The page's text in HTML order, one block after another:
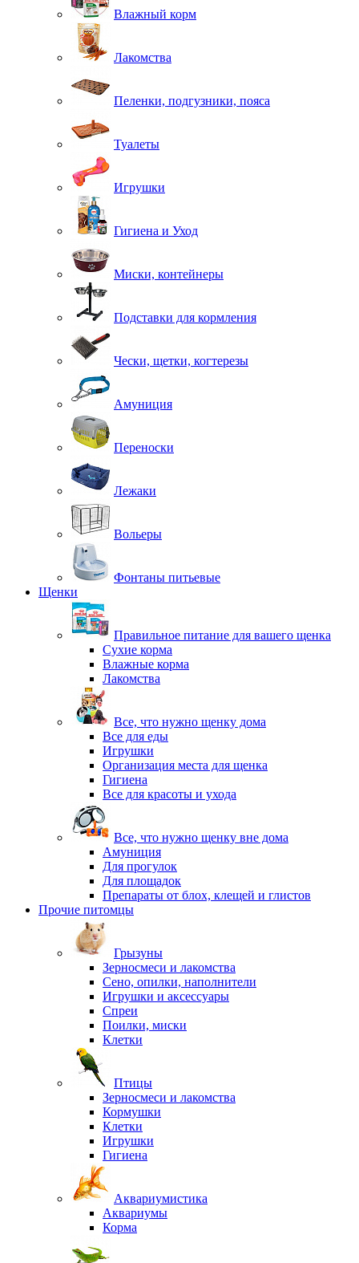
Влажный корм
Лакомства
Пеленки, подгузники, пояса
Туалеты
Игрушки
Гигиена и Уход
Миски, контейнеры
Подставки для кормления
Чески, щетки, когтерезы
Амуниция
Переноски
Лежаки
Вольеры
Фонтаны питьевые
Щенки
Правильное питание для вашего щенка
Сухие корма
Влажные корма
Лакомства
Все, что нужно щенку дома
Все для еды
Игрушки
Организация места для щенка
Гигиена
Все для красоты и ухода
Все, что нужно щенку вне дома
Амуниция
Для прогулок
Для площадок
Препараты от блох, клещей и глистов
Прочие питомцы
Грызуны
Зерносмеси и лакомства
Сено, опилки, наполнители
Игрушки и аксессуары
Спреи
Поилки, миски
Клетки
Птицы
Зерносмеси и лакомства
Кормушки
Клетки
Игрушки
Гигиена
Аквариумистика
Аквариумы
Корма